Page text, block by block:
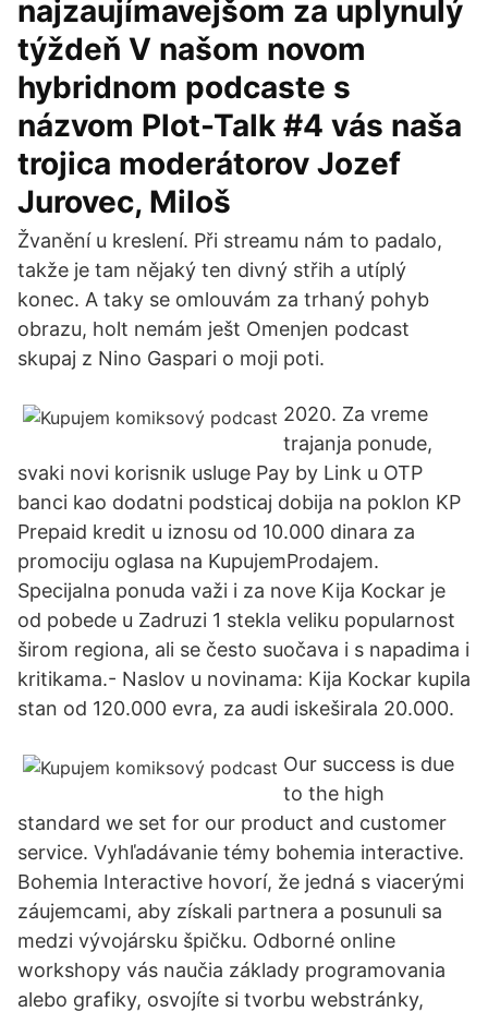
najzaujímavejšom za uplynulý
týždeň V našom novom
hybridnom podcaste s
názvom Plot-Talk #4 vás naša
trojica moderátorov Jozef
Jurovec, Miloš
Žvanění u kreslení. Při streamu nám to padalo,
takže je tam nějaký ten divný střih a utíplý
konec. A taky se omlouvám za trhaný pohyb
obrazu, holt nemám ješt Omenjen podcast
skupaj z Nino Gaspari o moji poti.
2020. Za vreme
trajanja ponude,
svaki novi korisnik usluge Pay by Link u OTP
banci kao dodatni podsticaj dobija na poklon KP
Prepaid kredit u iznosu od 10.000 dinara za
promociju oglasa na KupujemProdajem.
Specijalna ponuda važi i za nove Kija Kockar je
od pobede u Zadruzi 1 stekla veliku popularnost
širom regiona, ali se često suočava i s napadima i
kritikama.- Naslov u novinama: Kija Kockar kupila
stan od 120.000 evra, za audi iskeširala 20.000.
Our success is due
to the high
standard we set for our product and customer
service. Vyhľadávanie témy bohemia interactive.
Bohemia Interactive hovorí, že jedná s viacerými
záujemcami, aby získali partnera a posunuli sa
medzi vývojársku špičku. Odborné online
workshopy vás naučia základy programovania
alebo grafiky, osvojíte si tvorbu webstránky,